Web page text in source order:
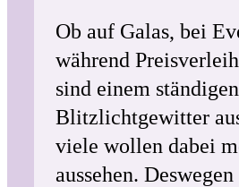
Ob auf Galas, bei
während
sind einem ständigen
Blitzlichtgewitter
viele wollen dabei
aussehen.